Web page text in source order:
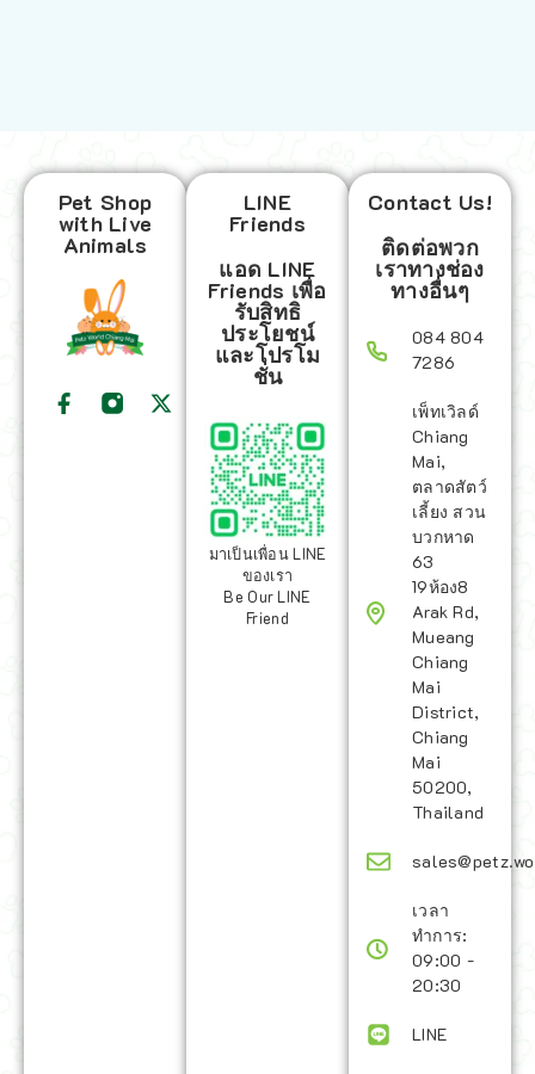
Pet Shop
with Live
Animals
LINE
Friends
แอด LINE
Friends เพื่อ
รับสิทธิ
ประโยชน์
และโปรโม
ชั่น
มาเป็นเพื่อน LINE
ของเรา
Be Our LINE
Friend
Contact Us!
ติดต่อพวก
เราทางช่อง
ทางอื่นๆ
084 804
7286
เพ็ทเวิลด์
Chiang
Mai,
ตลาดสัตว์
เลี้ยง สวน
บวกหาด
63
19ห้อง8
Arak Rd,
Mueang
Chiang
Mai
District,
Chiang
Mai
50200,
Thailand
เวลา
ทำการ:
09:00 -
20:30
LINE